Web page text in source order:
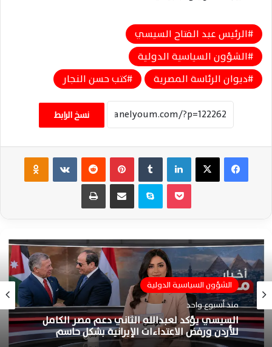
الرئيس عبد الفتاح السيسي
الشؤون السياسية الدولية
ديوان الرئاسة المصرية
كتب حسن النجار
نسخ الرابط
فيسبوك ‫X لينكدإن بينتيريست ‏VKontakte
سكايب مشاركة عبر البريد طباعة
الشؤون السياسية الدولية
منذ أسبوع واحد
السيسي يؤكد لعبدالله الثاني دعم مصر الكامل
للأردن ورفض الاعتداءات الإيرانية بشكل حاسم